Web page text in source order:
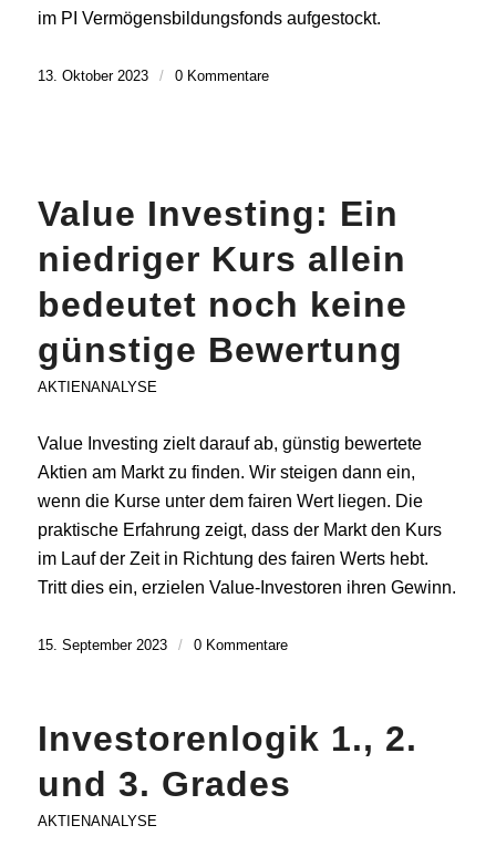
im PI Vermögensbildungsfonds aufgestockt.
13. Oktober 2023 / 0 Kommentare
Value Investing: Ein
niedriger Kurs allein
bedeutet noch keine
günstige Bewertung
AKTIENANALYSE
Value Investing zielt darauf ab, günstig bewertete
Aktien am Markt zu finden. Wir steigen dann ein,
wenn die Kurse unter dem fairen Wert liegen. Die
praktische Erfahrung zeigt, dass der Markt den Kurs
im Lauf der Zeit in Richtung des fairen Werts hebt.
Tritt dies ein, erzielen Value-Investoren ihren Gewinn.
15. September 2023 / 0 Kommentare
Investorenlogik 1., 2.
und 3. Grades
AKTIENANALYSE